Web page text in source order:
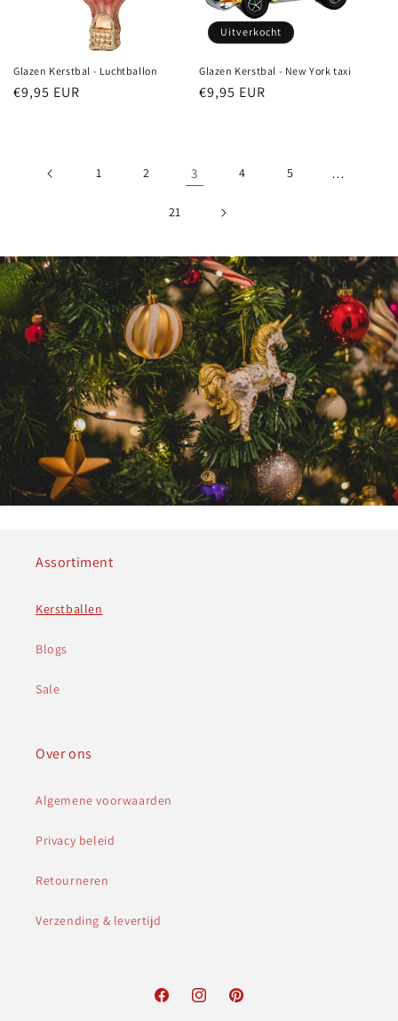
Glazen Kerstbal - Luchtballon
Normale
€9,95 EUR
Uitverkocht
Glazen Kerstbal - New York taxi
Normale
€9,95 EUR
1 2 3 4 5 …
21
Assortiment
Kerstballen
Blogs
Sale
Over ons
Algemene voorwaarden
Privacy beleid
Retourneren
Verzending & levertijd
FacebookInstagramPinterest